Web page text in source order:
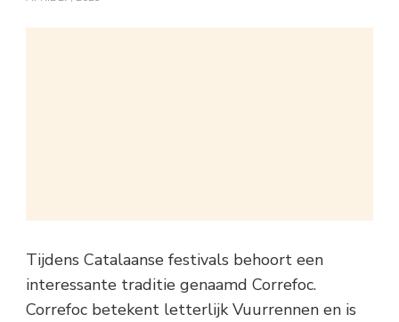
Tijdens Catalaanse festivals behoort een
interessante traditie genaamd Correfoc.
Correfoc betekent letterlijk Vuurrennen en is